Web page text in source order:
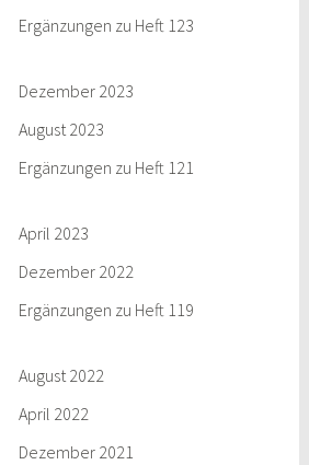
Ergänzungen zu Heft 123
Dezember 2023
August 2023
Ergänzungen zu Heft 121
April 2023
Dezember 2022
Ergänzungen zu Heft 119
August 2022
April 2022
Dezember 2021